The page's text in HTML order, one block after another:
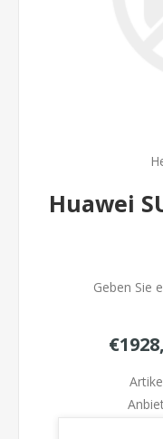
Huawei
Geben Sie